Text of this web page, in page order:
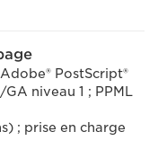
PostScript®
niveau 1 ; PPML
; prise en charge